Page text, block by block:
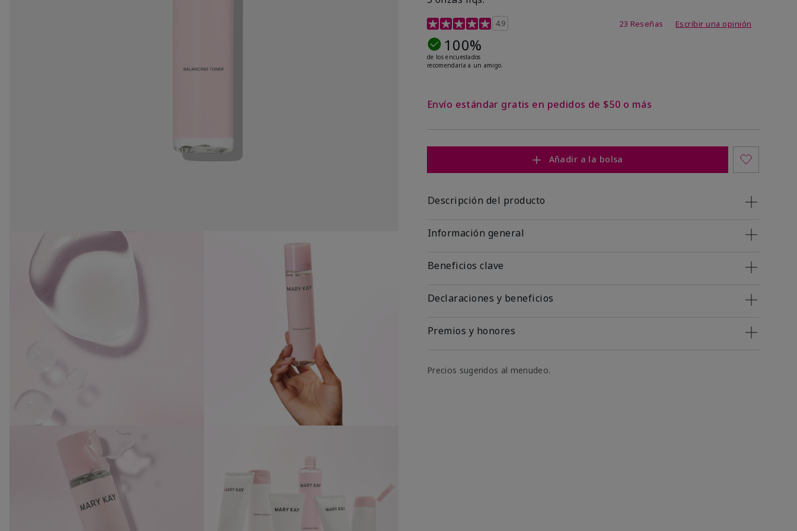
Calificación de clientes de 3,9 de 5
4.9 23 Reseñas Escribir una opinión
100%
de los encuestados
recomendaría a un amigo.
Envío estándar gratis en pedidos de $50 o más
Añadir a la bolsa
Descripción del producto
Información general
Beneficios clave
Declaraciones y beneficios
Premios y honores
Precios sugeridos al menudeo.